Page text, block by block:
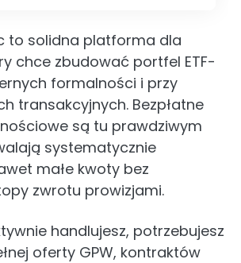
to solidna platforma dla
chce zbudować portfel ETF-
formalności i przy
transakcyjnych. Bezpłatne
są tu prawdziwym
systematycznie
małe kwoty bez
zwrotu prowizjami.
handlujesz, potrzebujesz
oferty GPW, kontraktów